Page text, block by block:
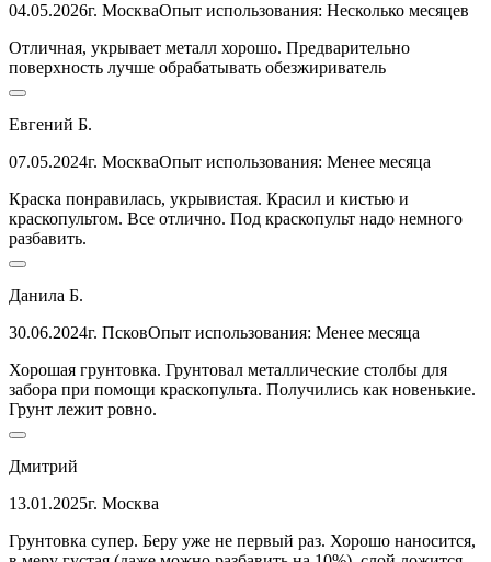
04.05.2026г. МоскваОпыт использования: Несколько месяцев
Отличная, укрывает металл хорошо. Предварительно
поверхность лучше обрабатывать обезжириватель
Евгений Б.
07.05.2024г. МоскваОпыт использования: Менее месяца
Краска понравилась, укрывистая. Красил и кистью и
краскопультом. Все отлично. Под краскопульт надо немного
разбавить.
Данила Б.
30.06.2024г. ПсковОпыт использования: Менее месяца
Хорошая грунтовка. Грунтовал металлические столбы для
забора при помощи краскопульта. Получились как новенькие.
Грунт лежит ровно.
Дмитрий
13.01.2025г. Москва
Грунтовка супер. Беру уже не первый раз. Хорошо наносится,